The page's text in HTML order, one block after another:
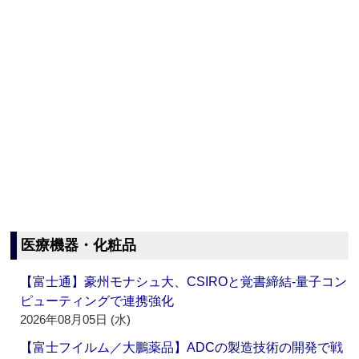
医療機器・化粧品
【富士通】豪州モナシュ大、CSIROと覚書締結‐量子コン
ピューティングで連携強化
2026年08月05日 (水)
【富士フイルム／大鵬薬品】ADCの製造技術の開発で戦